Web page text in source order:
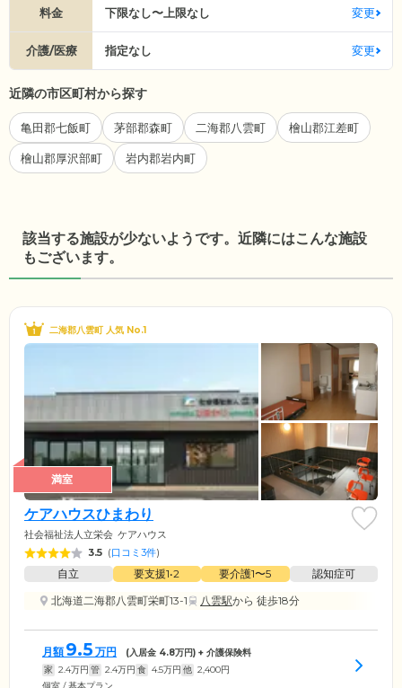
料金 下限なし〜上限なし 変更
介護/医療 指定なし 変更
近隣の市区町村から探す
亀田郡七飯町 茅部郡森町 二海郡八雲町 檜山郡江差町
檜山郡厚沢部町 岩内郡岩内町
該当する施設が少ないようです。近隣にはこんな施設
もございます。
二海郡八雲町 人気 No.1
満室
ケアハウスひまわり
社会福祉法人立栄会 ケアハウス
3.5 (口コミ3件)
自立 要支援1•2 要介護1〜5
認知症可
北海道二海郡八雲町栄町13-1
八雲駅から 徒歩18分
月額 9.5 万円 (入居金 4.8万円) + 介護保険料
家 2.4万円 管 2.4万円 食 4.5万円 他 2,400円